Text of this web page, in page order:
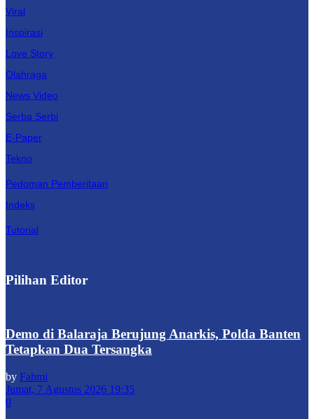
Viral
Inspirasi
Love Story
Olahraga
News Video
Serba Serbi
E-Paper
Tekno
Pedoman Pemberitaan
Indeks
Tutorial
Pilihan Editor
Demo di Balaraja Berujung Anarkis, Polda Banten
Tetapkan Dua Tersangka
by Fahmi
Jumat, 7 Agustus 2026 19:35
0